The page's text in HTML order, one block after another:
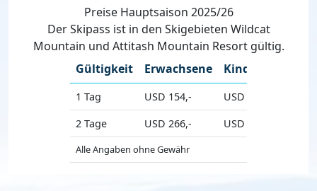
Preise Hauptsaison 2025/26
Der Skipass ist in den Skigebieten Wildcat
Mountain und Attitash Mountain Resort gültig.
Gültigkeit
Erwachsene Kinder
1 Tag USD 154,- USD 139,-
2 Tage
USD 266,- USD 240,-
Alle Angaben ohne Gewähr